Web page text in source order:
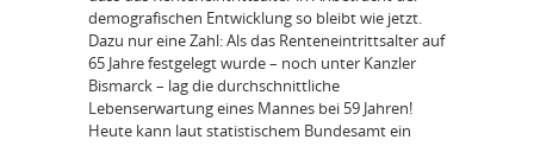
demografischen Entwicklung so bleibt wie jetzt.
Dazu nur eine Zahl: Als das Renteneintrittsalter auf
65 Jahre festgelegt wurde – noch unter Kanzler
Bismarck – lag die durchschnittliche
Lebenserwartung eines Mannes bei 59 Jahren!
Heute kann laut statistischem Bundesamt ein